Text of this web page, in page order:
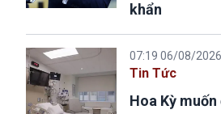
khẩn
07:19 06/08/2026
Tin Tức
Hoa Kỳ